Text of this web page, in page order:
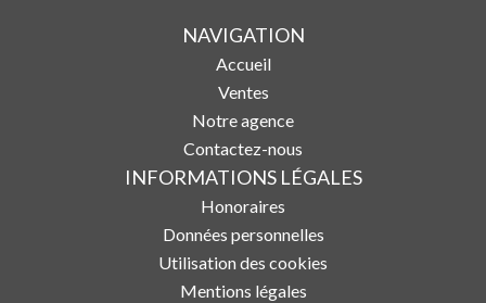
NAVIGATION
Accueil
Ventes
Notre agence
Contactez-nous
INFORMATIONS LÉGALES
Honoraires
Données personnelles
Utilisation des cookies
Mentions légales